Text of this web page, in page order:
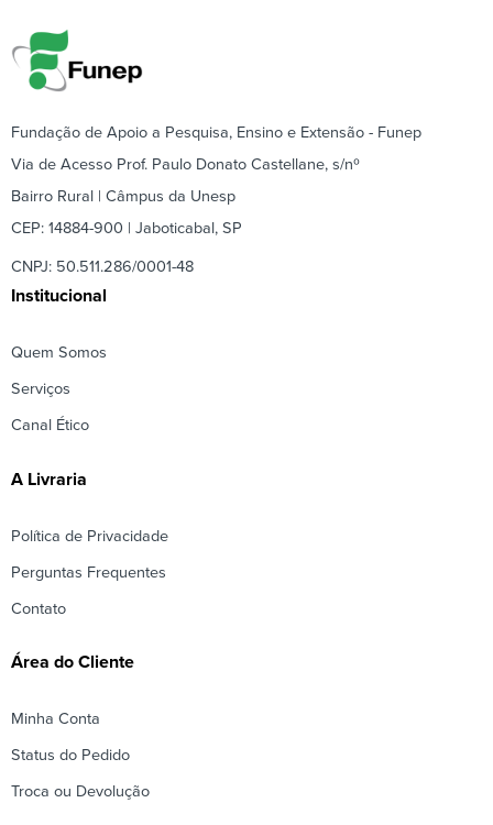
Fundação de Apoio a Pesquisa, Ensino e Extensão - Funep
Via de Acesso Prof. Paulo Donato Castellane, s/nº
Bairro Rural | Câmpus da Unesp
CEP: 14884-900 | Jaboticabal, SP
CNPJ: 50.511.286/0001-48
Institucional
Quem Somos
Serviços
Canal Ético
A Livraria
Política de Privacidade
Perguntas Frequentes
Contato
Área do Cliente
Minha Conta
Status do Pedido
Troca ou Devolução